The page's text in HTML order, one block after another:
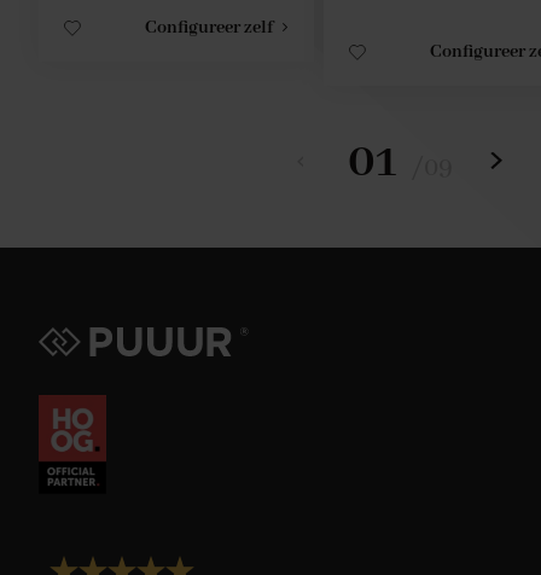
Configureer zelf
Configureer
01